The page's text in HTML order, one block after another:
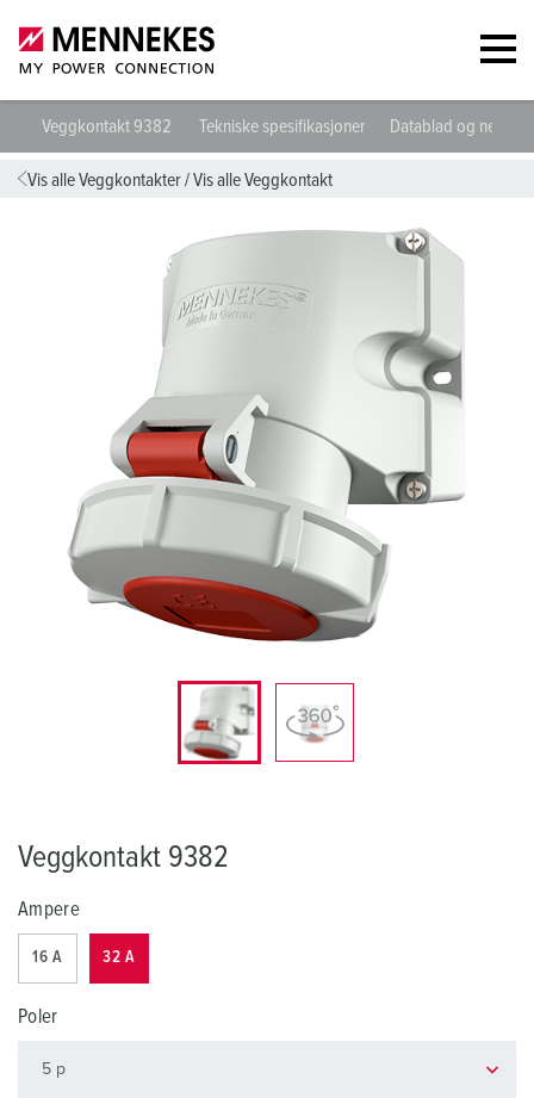
Veggkontakt 9382 Tekniske spesifikasjoner Datablad og
Vis alle Veggkontakter/Vis alle Veggkontakt
Veggkontakt 9382
Ampere
16 A 32 A
Poler